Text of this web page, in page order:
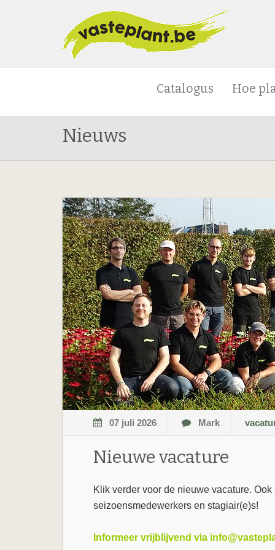
Catalogus Hoe
Nieuws
07 juli 2026 Mark
Nieuwe vacature
Klik verder voor de nieuwe vacature.
seizoensmedewerkers en stagiair(e)s!
Informeer vrijblijvend via